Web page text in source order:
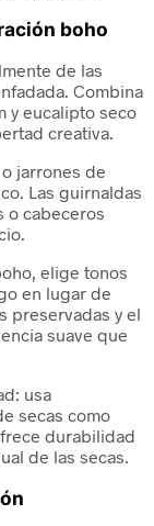
boho
de las
Combina
y eucalipto seco
creativa.
jarrones de
Las guirnaldas
o cabeceros
elige tonos
en lugar de
preservadas y el
suave que
usa
secas como
durabilidad
de las secas.